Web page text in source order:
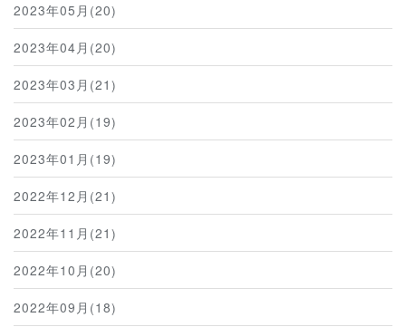
2023年05月(20)
2023年04月(20)
2023年03月(21)
2023年02月(19)
2023年01月(19)
2022年12月(21)
2022年11月(21)
2022年10月(20)
2022年09月(18)